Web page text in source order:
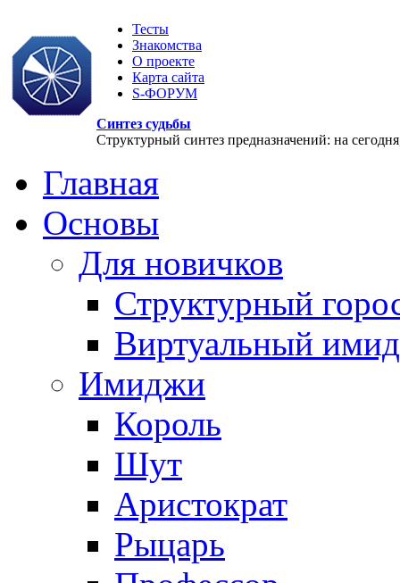
Тесты
Знакомства
О проекте
Карта сайта
S-ФОРУМ
Синтез судьбы
Структурный синтез предназначений: на
Главная
Основы
Для новичков
Структурный
Виртуальный
Имиджи
Король
Шут
Аристократ
Рыцарь